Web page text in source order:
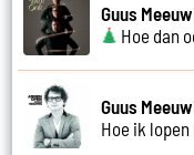
Guus
Hoe dan
Guus
Hoe ik